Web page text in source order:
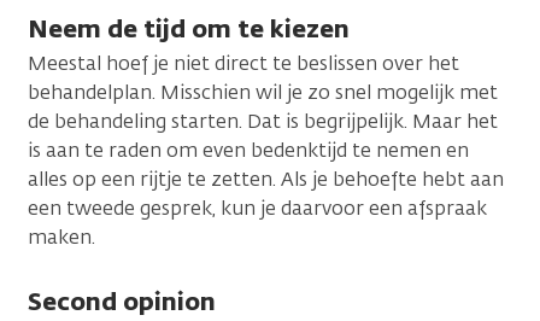
Neem de tijd om te kiezen
Meestal hoef je niet direct te beslissen over het
behandelplan. Misschien wil je zo snel mogelijk met
de behandeling starten. Dat is begrijpelijk. Maar het
is aan te raden om even bedenktijd te nemen en
alles op een rijtje te zetten. Als je behoefte hebt aan
een tweede gesprek, kun je daarvoor een afspraak
maken.
Second opinion